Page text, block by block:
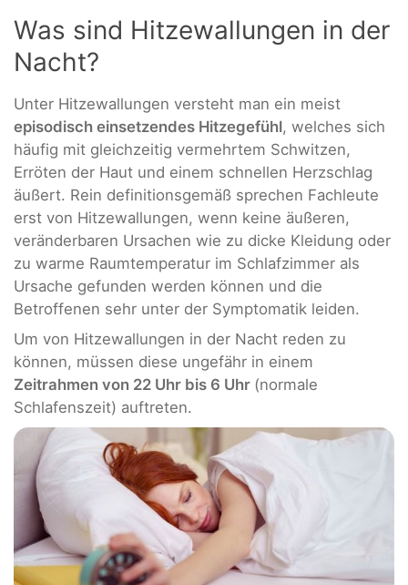
Was sind Hitzewallungen in der
Nacht?
Unter Hitzewallungen versteht man ein meist
episodisch einsetzendes Hitzegefühl, welches sich
häufig mit gleichzeitig vermehrtem Schwitzen,
Erröten der Haut und einem schnellen Herzschlag
äußert. Rein definitionsgemäß sprechen Fachleute
erst von Hitzewallungen, wenn keine äußeren,
veränderbaren Ursachen wie zu dicke Kleidung oder
zu warme Raumtemperatur im Schlafzimmer als
Ursache gefunden werden können und die
Betroffenen sehr unter der Symptomatik leiden.
Um von Hitzewallungen in der Nacht reden zu
können, müssen diese ungefähr in einem
Zeitrahmen von 22 Uhr bis 6 Uhr (normale
Schlafenszeit) auftreten.